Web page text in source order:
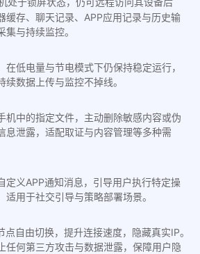
缓存、聊天记录、APP应用记录与历史输
集与持续监控。
在低电量与节电模式下仍保持稳定运行，
数据上传与监控不掉线。
机中的指定文件，主动删除敏感内容或伪
息泄露，适配取证与内容管理等多种需
定义APP通知消息，引导用户执行特定操
用于社交引导与策略部署场景。
自由切换，提升连接速度，隐藏真实IP。
任何第三方攻击与数据泄露，保障用户隐